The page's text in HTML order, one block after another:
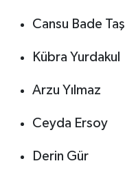
Cansu Bade Taş
Kübra Yurdakul
Arzu Yılmaz
Ceyda Ersoy
Derin Gür